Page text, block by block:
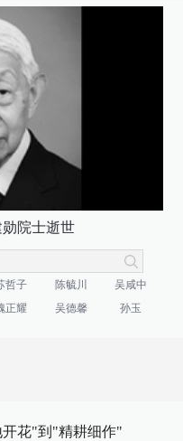
院士逝世
哲子 陈毓川
吴咸中
正耀 吴德馨 孙玉
开花"到"精耕细作"